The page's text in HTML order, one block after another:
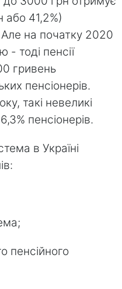
41,2%)
Але на початку 2020
- тоді пенсії
гривень
пенсіонерів.
такі невеликі
пенсіонерів.
в Україні
пенсійного